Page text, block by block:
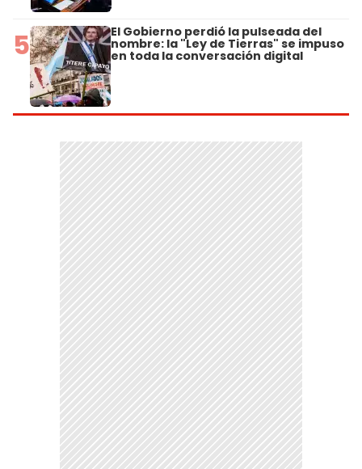
5 El Gobierno perdió la pulseada del
nombre: la "Ley de Tierras" se impuso
en toda la conversación digital